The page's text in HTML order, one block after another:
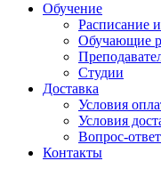
Обучение
Расписание
Обучающие
Студии
Доставка
Условия
Условия
Вопрос-ответ
Контакты